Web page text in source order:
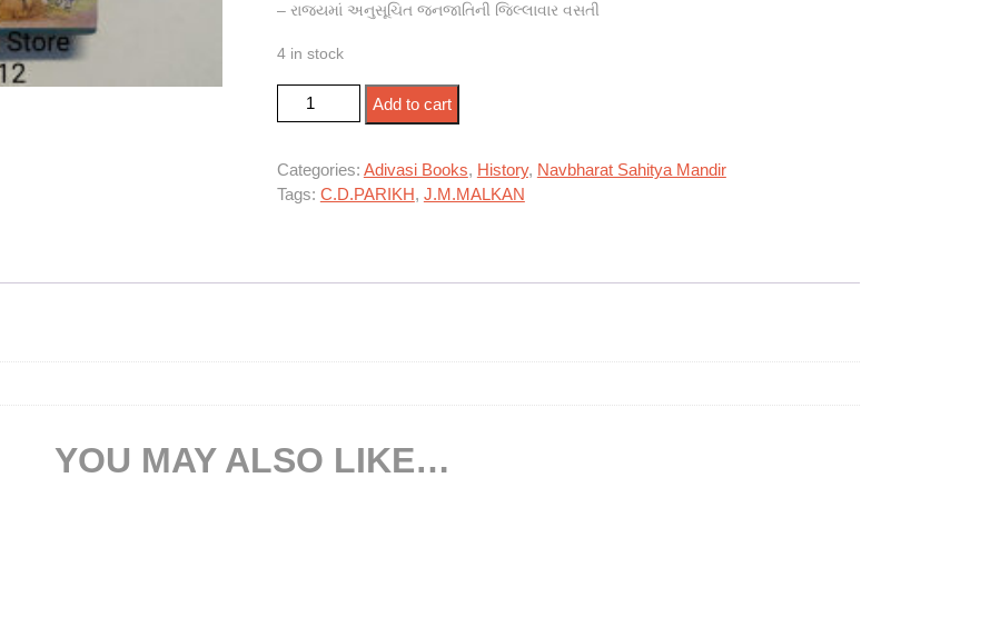
– રાજ્યમાં અનુસૂચિત જનજાતિની જિલ્લાવાર વસતી
4 in stock
આદિવાસી ઉત્થાન પડઘમ અને પડઘા quantity
Add to cart
Categories: Adivasi Books, History, Navbharat Sahitya Mandir
Tags: C.D.PARIKH, J.M.MALKAN
YOU MAY ALSO LIKE…